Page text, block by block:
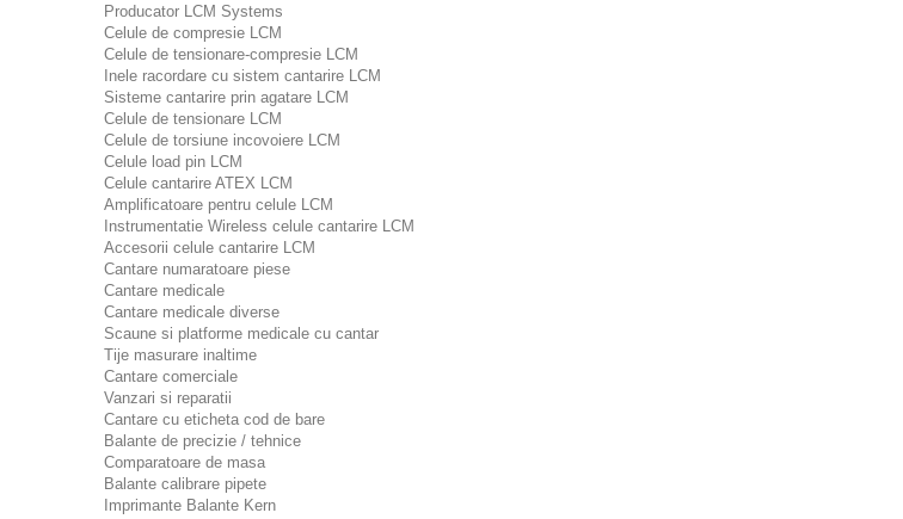
Producator LCM Systems
Celule de compresie LCM
Celule de tensionare-compresie LCM
Inele racordare cu sistem cantarire LCM
Sisteme cantarire prin agatare LCM
Celule de tensionare LCM
Celule de torsiune incovoiere LCM
Celule load pin LCM
Celule cantarire ATEX LCM
Amplificatoare pentru celule LCM
Instrumentatie Wireless celule cantarire LCM
Accesorii celule cantarire LCM
Cantare numaratoare piese
Cantare medicale
Cantare medicale diverse
Scaune si platforme medicale cu cantar
Tije masurare inaltime
Cantare comerciale
Vanzari si reparatii
Cantare cu eticheta cod de bare
Balante de precizie / tehnice
Comparatoare de masa
Balante calibrare pipete
Imprimante Balante Kern